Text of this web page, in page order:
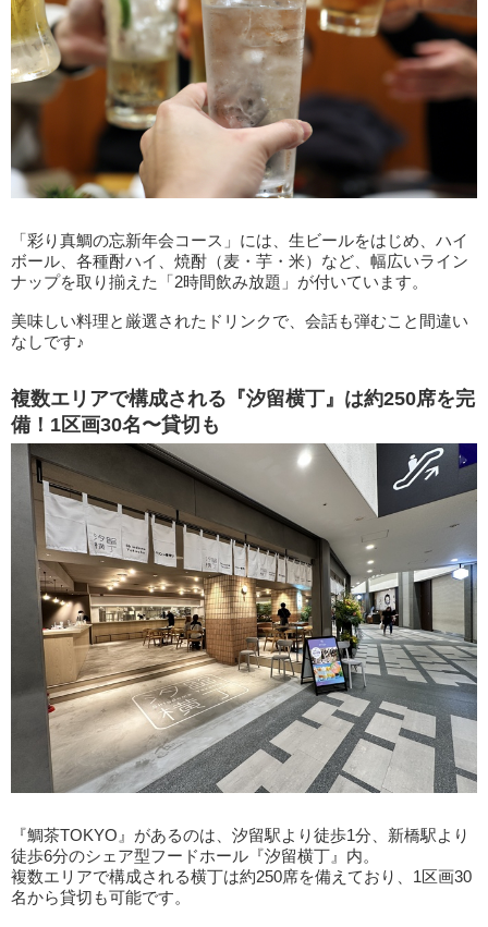
「彩り真鯛の忘新年会コース」には、生ビールをはじめ、ハイ
ボール、各種酎ハイ、焼酎（麦・芋・米）など、幅広いライン
ナップを取り揃えた「2時間飲み放題」が付いています。
美味しい料理と厳選されたドリンクで、会話も弾むこと間違い
なしです♪
複数エリアで構成される『汐留横丁』は約250席を完
備！1区画30名〜貸切も
『鯛茶TOKYO』があるのは、汐留駅より徒歩1分、新橋駅より
徒歩6分のシェア型フードホール『汐留横丁』内。
複数エリアで構成される横丁は約250席を備えており、1区画30
名から貸切も可能です。